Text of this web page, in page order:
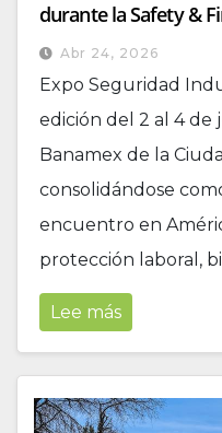
durante la Safety &
Abr 24, 2026
Expo Seguridad
edición del 2 al 4 de
Banamex de la
consolidándose
encuentro en
protección laboral,
Lee más